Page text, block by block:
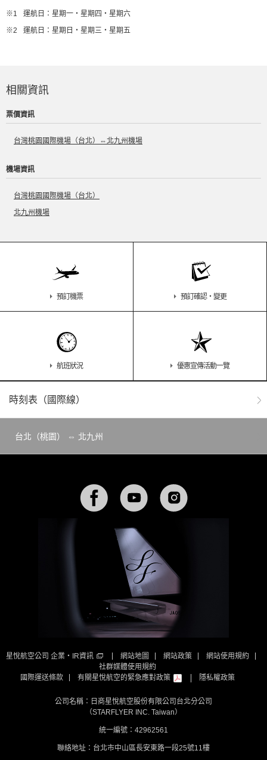
※1
運航日：星期一・星期四・星期六
※2
運航日：星期日・星期三・星期五
時刻表（國際線）
台北（桃園） ⇔ 北九州
相關資訊
票價資訊
台灣桃園國際機場（台北）⇔北九州機場
機場資訊
台灣桃園國際機場（台北）
北九州機場
預訂機票 預訂確認・變更
航班狀況 優惠宣傳活動一覽
Facebook YouTube Instagram
星悅航空公司 企業・IR資訊 網站地圖 網站政策
網站使用規約
社群媒體使用規約
國際運送條款
有關星悅航空的緊急應對政策 隱私權政策
公司名稱：日商星悅航空股份有限公司台北分公司
（STARFLYER INC. Taiwan）
統一編號：42962561
聯絡地址：台北市中山區長安東路一段25號11樓